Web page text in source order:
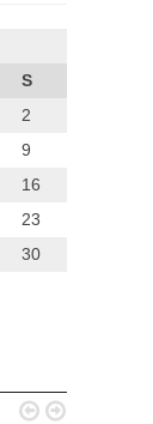
S
2
9
16
23
30
 